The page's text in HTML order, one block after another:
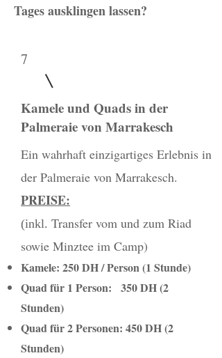
Tages ausklingen lassen?
7
Kamele und Quads in der
Palmeraie von Marrakesch
Ein wahrhaft einzigartiges Erlebnis in
der Palmeraie von Marrakesch.
PREISE:
(inkl. Transfer vom und zum Riad
sowie Minztee im Camp)
Kamele: 250 DH / Person (1 Stunde)
Quad für 1 Person:
350 DH (2
Stunden)
Quad für 2 Personen: 450 DH (2
Stunden)